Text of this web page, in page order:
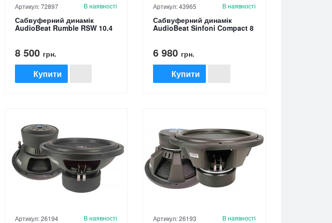
Артикул: 72897 В наявності
Сабвуферний динамік
AudioBeat Rumble RSW 10.4
8 500 грн.
Купити
Артикул: 43965 В наявності
Сабвуферний динамік
AudioBeat Sinfoni Compact 8
6 980 грн.
Купити
Артикул: 26194 В наявності Артикул: 26193 В наявності